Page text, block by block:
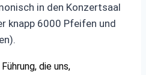
in den Konzertsaal
knapp 6000 Pfeifen und
die uns,